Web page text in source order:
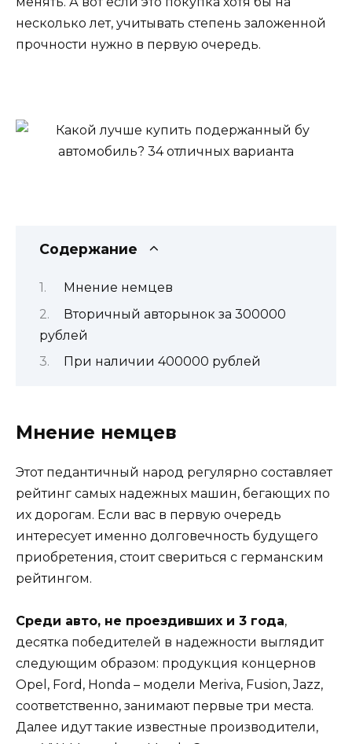
несколько лет, учитывать степень заложенной
прочности нужно в первую очередь.
Содержание
Мнение немцев
Вторичный авторынок за 300000
рублей
При наличии 400000 рублей
Мнение немцев
Этот педантичный народ регулярно составляет
рейтинг самых надежных машин, бегающих по
их дорогам. Если вас в первую очередь
интересует именно долговечность будущего
приобретения, стоит свериться с германским
рейтингом.
Среди авто, не проездивших и 3 года,
десятка победителей в надежности выглядит
следующим образом: продукция концернов
Opel, Ford, Honda – модели Meriva, Fusion, Jazz,
соответственно, занимают первые три места.
Далее идут такие известные производители,